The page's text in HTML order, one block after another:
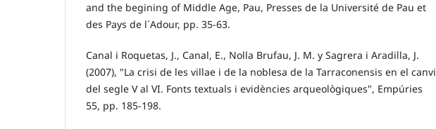
and the begining of Middle Age, Pau, Presses de la Université de Pau et
des Pays de l´Adour, pp. 35-63.
Canal i Roquetas, J., Canal, E., Nolla Brufau, J. M. y Sagrera i Aradilla, J.
(2007), "La crisi de les villae i de la noblesa de la Tarraconensis en el canvi
del segle V al VI. Fonts textuals i evidències arqueològiques", Empúries
55, pp. 185-198.